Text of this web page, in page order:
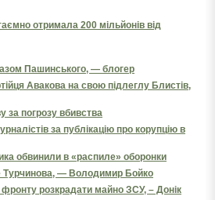
отримала 200 мільйонів від
Пашинського, — блогер
Авакова на свою підлеглу Блистів,
за погрозу вбивства
за публікацію про корупцію в
обвинили в «распиле» оборонки
— Володимир Бойко
розкрадати майно ЗСУ, – Донік